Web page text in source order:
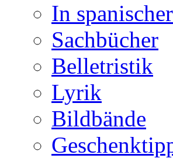
In
Sachbücher
Belletristik
Lyrik
Bildbände